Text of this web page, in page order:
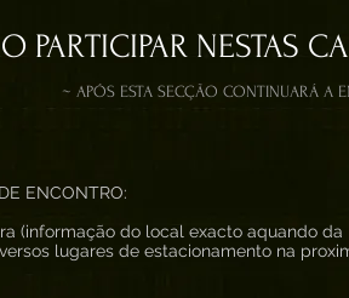
PARTICIPAR NESTAS
~ APÓS ESTA SECÇÃO CONTINUARÁ A
ENCONTRO:
(informação do local exacto aquando
lugares de estacionamento na